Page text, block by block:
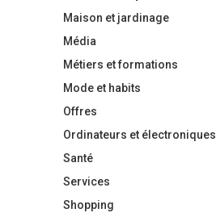
Maison et jardinage
Média
Métiers et formations
Mode et habits
Offres
Ordinateurs et électroniques
Santé
Services
Shopping